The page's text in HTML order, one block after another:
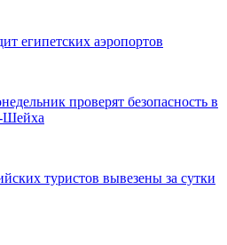
египетских аэропортов
проверят безопасность в
Шейха
туристов вывезены за сутки